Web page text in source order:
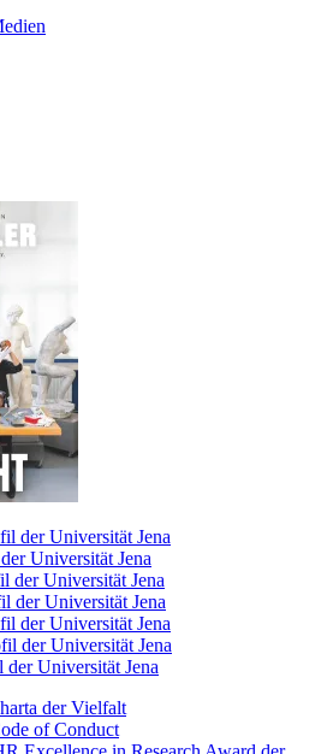
der Universität Jena
Universität Jena
der Universität Jena
der Universität Jena
der Universität Jena
der Universität Jena
Universität Jena
der Vielfalt
of Conduct